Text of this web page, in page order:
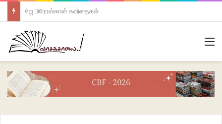
ஜே.பிரோஸ்கான் கவிதைகள்